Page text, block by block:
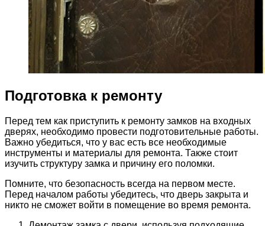
Подготовка к ремонту
Перед тем как приступить к ремонту замков на входных
дверях, необходимо провести подготовительные работы.
Важно убедиться, что у вас есть все необходимые
инструменты и материалы для ремонта. Также стоит
изучить структуру замка и причину его поломки.
Помните, что безопасность всегда на первом месте.
Перед началом работы убедитесь, что дверь закрыта и
никто не сможет войти в помещение во время ремонта.